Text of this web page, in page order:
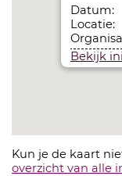
Datum:
Locatie:
Bekijk
Kun je de kaart
overzicht van alle